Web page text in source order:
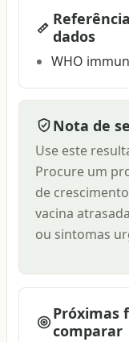
dados
WHO
Nota de
Use este
Procure um
de
vacina
ou sintomas
Próximas
comparar